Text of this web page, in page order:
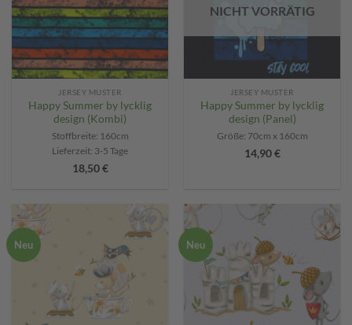
JERSEY MUSTER
Happy Summer by lycklig
design (Kombi)
Stoffbreite: 160cm
Lieferzeit: 3-5 Tage
18,50€
NICHT VORRÄTIG
JERSEY MUSTER
Happy Summer by lycklig
design (Panel)
Größe: 70cm x 160cm
14,90€
Neu
wishlist
Neu
Add to